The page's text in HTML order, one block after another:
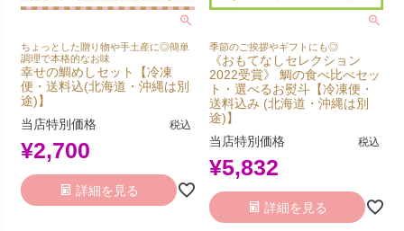
ちょっとした贈り物や手土産に◎簡単
調理で本格的なお味
幸せの鯛めしセット【冷凍
便・送料込(北海道・沖縄は別
途)】
当店特別価格
¥2,700
税込
詳細を見る
季節のご挨拶やギフトにも◎
《おもてなしセレクション
2022受賞》 鯛の食べ比べセッ
ト・選べるお熨斗【冷凍便・
送料込み (北海道・沖縄は別
途)】
当店特別価格
¥5,832
税込
詳細を見る